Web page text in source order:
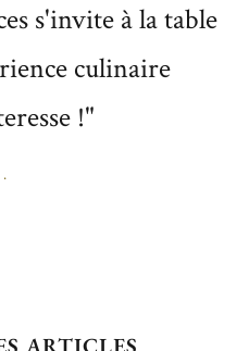
s'invite à la table
culinaire
!"
.